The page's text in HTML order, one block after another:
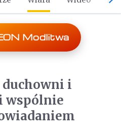
Modlitwa
duchowni i
wspólnie